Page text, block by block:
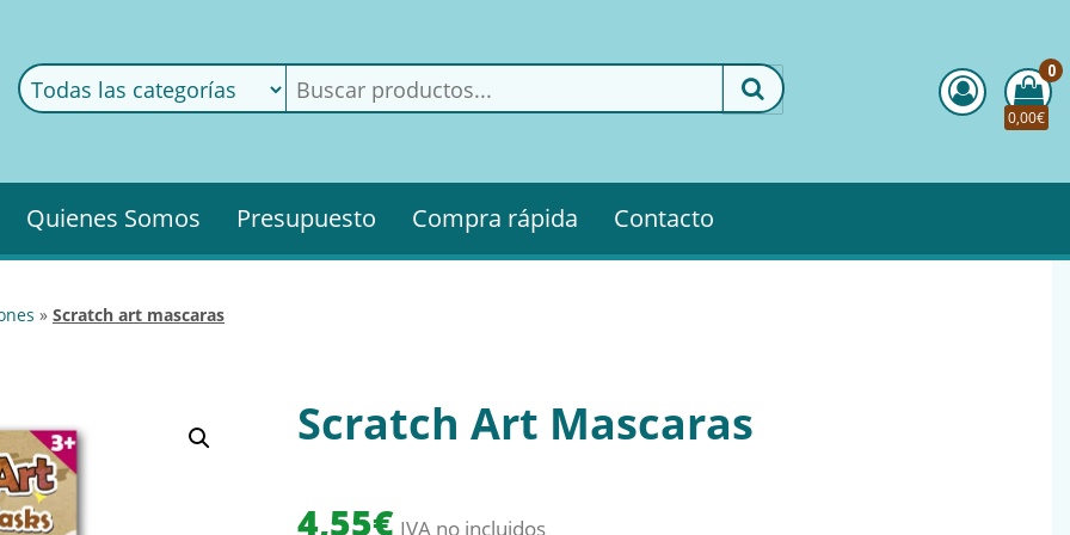
0
0,00€
Quienes Somos Presupuesto Compra rápida Contacto
» scratch art mascaras
Scratch Art Mascaras
4,55€ IVA no incluidos